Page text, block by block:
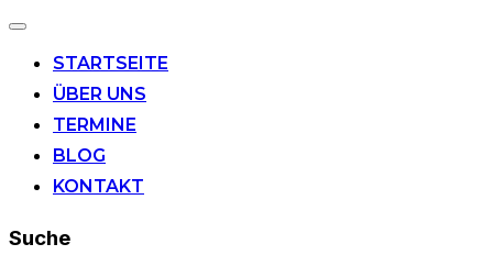
Navigation
STARTSEITE
ÜBER UNS
TERMINE
BLOG
KONTAKT
Suche